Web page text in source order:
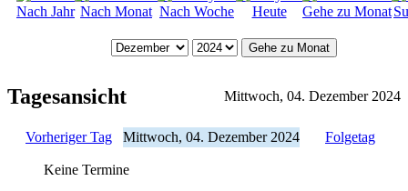
Nach Jahr Nach Monat Nach Woche Heute Gehe zu Monat
Gehe zu Monat
Tagesansicht Mittwoch, 04. Dezember 2024
Vorheriger Tag Mittwoch, 04. Dezember 2024 Folgetag
Keine Termine